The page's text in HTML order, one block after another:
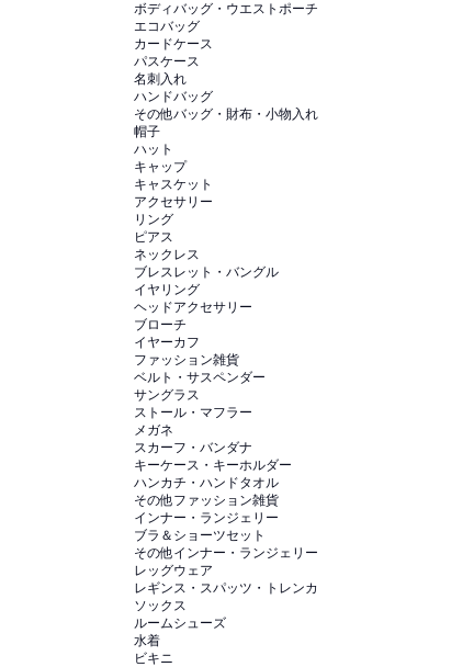
ボディバッグ・ウエストポーチ
エコバッグ
カードケース
パスケース
名刺入れ
ハンドバッグ
その他バッグ・財布・小物入れ
帽子
ハット
キャップ
キャスケット
アクセサリー
リング
ピアス
ネックレス
ブレスレット・バングル
イヤリング
ヘッドアクセサリー
ブローチ
イヤーカフ
ファッション雑貨
ベルト・サスペンダー
サングラス
ストール・マフラー
メガネ
スカーフ・バンダナ
キーケース・キーホルダー
ハンカチ・ハンドタオル
その他ファッション雑貨
インナー・ランジェリー
ブラ＆ショーツセット
その他インナー・ランジェリー
レッグウェア
レギンス・スパッツ・トレンカ
ソックス
ルームシューズ
水着
ビキニ